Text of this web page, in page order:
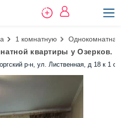
1 комнатную
квартиры у Озерков.
р-н, ул. Лиственная, д 18 к 1